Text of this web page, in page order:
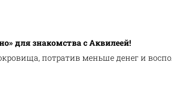
для знакомства с Аквилеей!
потратив меньше денег и